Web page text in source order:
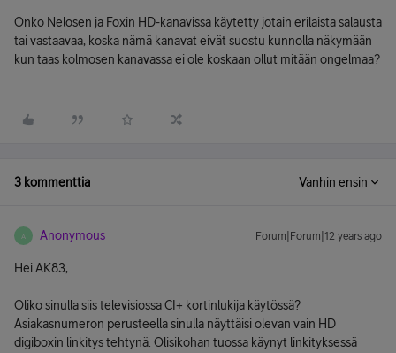
Onko Nelosen ja Foxin HD-kanavissa käytetty jotain erilaista salausta
tai vastaavaa, koska nämä kanavat eivät suostu kunnolla näkymään
kun taas kolmosen kanavassa ei ole koskaan ollut mitään ongelmaa?
3 kommenttia Vanhin ensin
A Anonymous Forum|Forum|12 years ago
Hei AK83,
Oliko sinulla siis televisiossa CI+ kortinlukija käytössä?
Asiakasnumeron perusteella sinulla näyttäisi olevan vain HD
digiboxin linkitys tehtynä. Olisikohan tuossa käynyt linkityksessä